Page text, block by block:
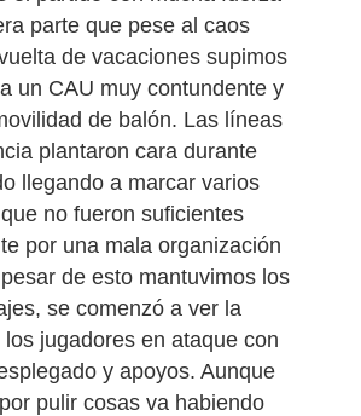
parte que pese al caos
de vacaciones supimos
un CAU muy contundente y
de balón. Las líneas
plantaron cara durante
llegando a marcar varios
no fueron suficientes
por una mala organización
de esto mantuvimos los
se comenzó a ver la
jugadores en ataque con
y apoyos. Aunque
pulir cosas va habiendo